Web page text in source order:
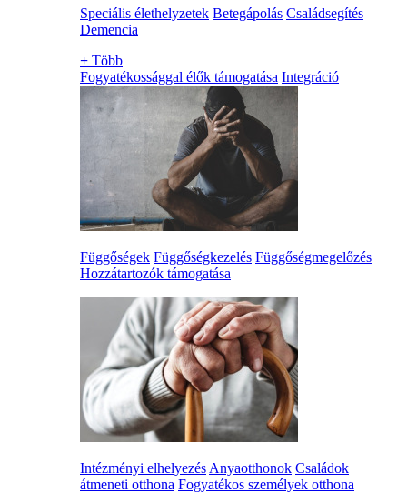
Speciális élethelyzetek Betegápolás Családsegítés
Demencia
+ Több
Fogyatékossággal élők támogatása Integráció
Függőségek Függőségkezelés Függőségmegelőzés
Hozzátartozók támogatása
Intézményi elhelyezés Anyaotthonok Családok
átmeneti otthona Fogyatékos személyek otthona